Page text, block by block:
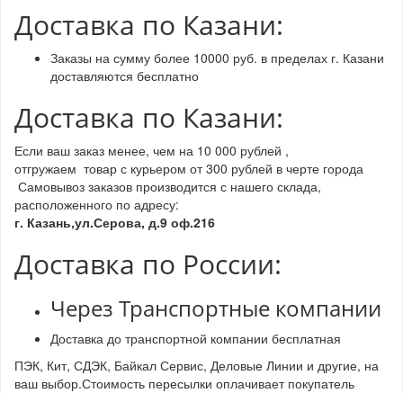
Доставка по Казани:
Заказы на сумму более 10000 руб. в пределах г. Казани
доставляются бесплатно
Доставка по Казани:
Если ваш заказ менее, чем на 10 000 рублей ,
отгружаем товар с курьером от 300 рублей в черте города
Самовывоз заказов производится с нашего склада,
расположенного по адресу:
г. Казань,ул.Серова, д.9 оф.216
Доставка по России:
Через Транспортные компании
Доставка до транспортной компании бесплатная
ПЭК, Кит, СДЭК, Байкал Сервис, Деловые Линии и другие, на
ваш выбор.Стоимость пересылки оплачивает покупатель